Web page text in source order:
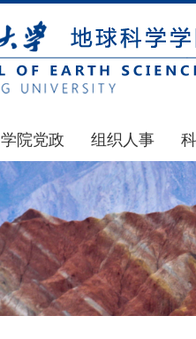
学院党政
通知公告
学院发文
党委会议纪要
党政联席会议纪要
教授委员会议纪要
组织人事
通知公告
博士后管理
人才招聘
年度考核
岗位聘任